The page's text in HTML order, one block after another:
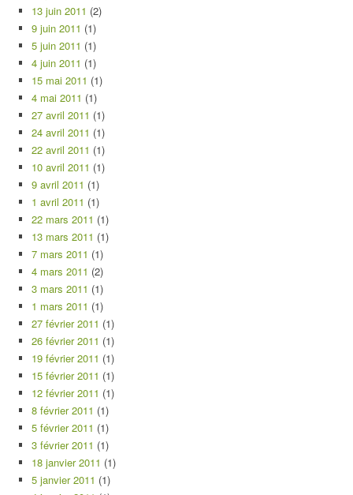
13 juin 2011 (2)
9 juin 2011 (1)
5 juin 2011 (1)
4 juin 2011 (1)
15 mai 2011 (1)
4 mai 2011 (1)
27 avril 2011 (1)
24 avril 2011 (1)
22 avril 2011 (1)
10 avril 2011 (1)
9 avril 2011 (1)
1 avril 2011 (1)
22 mars 2011 (1)
13 mars 2011 (1)
7 mars 2011 (1)
4 mars 2011 (2)
3 mars 2011 (1)
1 mars 2011 (1)
27 février 2011 (1)
26 février 2011 (1)
19 février 2011 (1)
15 février 2011 (1)
12 février 2011 (1)
8 février 2011 (1)
5 février 2011 (1)
3 février 2011 (1)
18 janvier 2011 (1)
5 janvier 2011 (1)